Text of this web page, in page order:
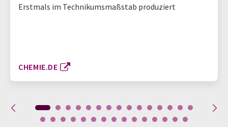
Erstmals im Technikumsmaßstab produziert
CHEMIE.DE